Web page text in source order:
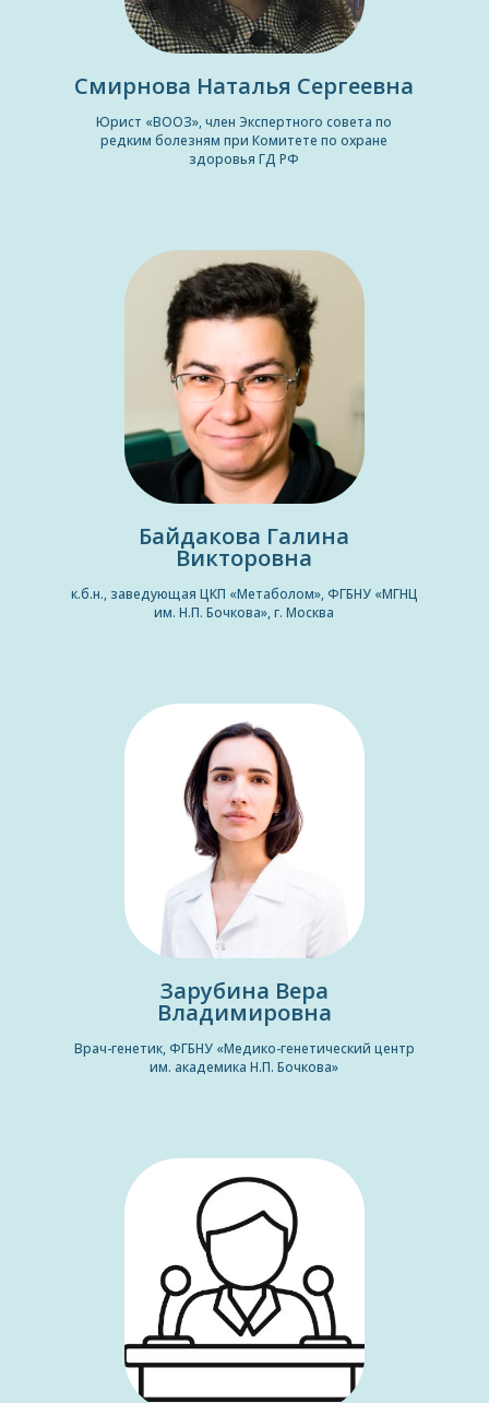
Смирнова Наталья Сергеевна
Юрист «ВООЗ», член Экспертного совета по
редким болезням при Комитете по охране
здоровья ГД РФ
Байдакова Галина
Викторовна
к.б.н., заведующая ЦКП «Метаболом», ФГБНУ «МГНЦ
им. Н.П. Бочкова», г. Москва
Зарубина Вера
Владимировна
Врач-генетик, ФГБНУ «Медико-генетический центр
им. академика Н.П. Бочкова»